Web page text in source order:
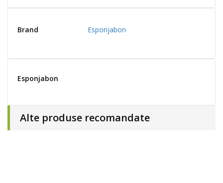
Brand Esponjabon
Esponjabon
Alte produse recomandate